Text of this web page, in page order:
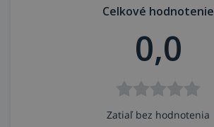
Celkové hodnotenie
0,0
Zatiaľ bez hodnotenia